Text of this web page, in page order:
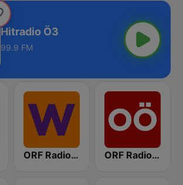
Hitradio Ö3
99.9 FM
ORF Radio Wien ORF Radio Oberösterreich